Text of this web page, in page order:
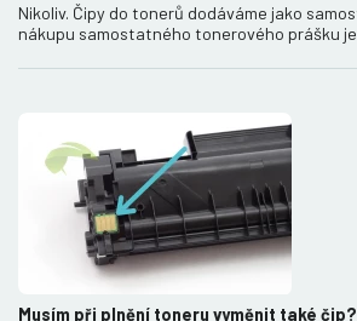
Nikoliv. Čipy do tonerů dodáváme jako
nákupu samostatného tonerového prášku
Musím při plnění toneru vyměnit také čip?